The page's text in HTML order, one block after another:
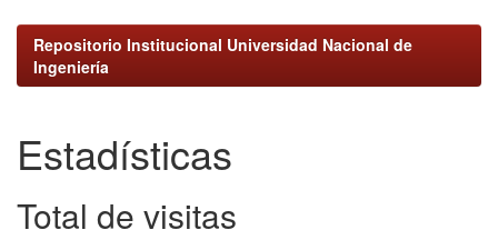
Repositorio Institucional Universidad Nacional de
Ingeniería
Estadísticas
Total de visitas